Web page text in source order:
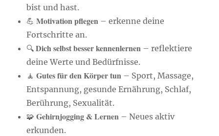
bist und hast.
💪Motivation pflegen – erkenne deine
Fortschritte an.
🔍Dich selbst besser kennenlernen – reflektiere
deine Werte und Bedürfnisse.
🧘Gutes für den Körper tun – Sport, Massage,
Entspannung, gesunde Ernährung, Schlaf,
Berührung, Sexualität.
🧩Gehirnjogging & Lernen – Neues aktiv
erkunden.